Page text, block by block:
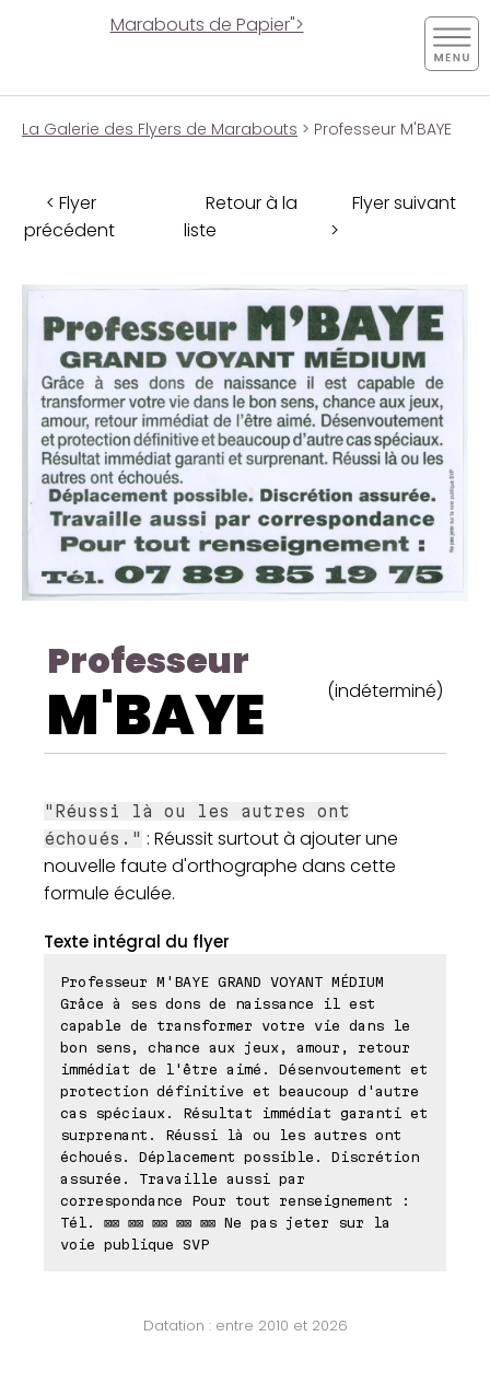
Marabouts de Papier">
La Galerie des Flyers de Marabouts > Professeur M'BAYE
< Flyer
précédent
Retour à la
liste
Flyer suivant
>
Professeur
M'BAYE (indéterminé)
"Réussi là ou les autres ont
échoués." : Réussit surtout à ajouter une
nouvelle faute d'orthographe dans cette
formule éculée.
Texte intégral du flyer
Professeur M'BAYE GRAND VOYANT MÉDIUM
Grâce à ses dons de naissance il est
capable de transformer votre vie dans le
bon sens, chance aux jeux, amour, retour
immédiat de l'être aimé. Désenvoutement et
protection définitive et beaucoup d'autre
cas spéciaux. Résultat immédiat garanti et
surprenant. Réussi là ou les autres ont
échoués. Déplacement possible. Discrétion
assurée. Travaille aussi par
correspondance Pour tout renseignement :
Tél. ⊠⊠ ⊠⊠ ⊠⊠ ⊠⊠ ⊠⊠ Ne pas jeter sur la
voie publique SVP
Datation : entre 2010 et 2026